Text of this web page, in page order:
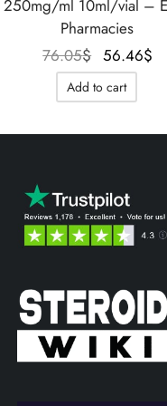
250mg/ml 10ml/vial –
Pharmacies
76.05$ Le prix
initial
était :
56.46$
Add to cart